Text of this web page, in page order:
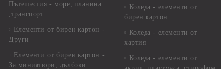
Пътешестия - море, планина
,транспорт
Елементи от бирен картон -
Други
Елементи от бирен картон -
За миниатюри, дълбоки
Коледа - елементи от
бирен картон
Коледа - елементи от
хартия
Коледа - елементи от